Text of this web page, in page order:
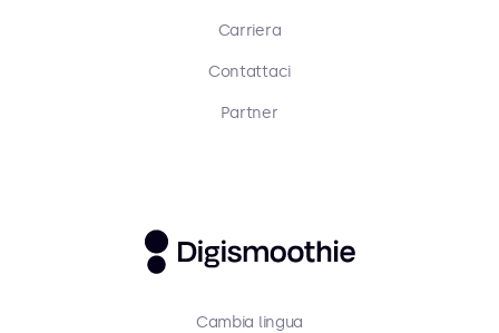
Carriera
Contattaci
Partner
Cambia lingua